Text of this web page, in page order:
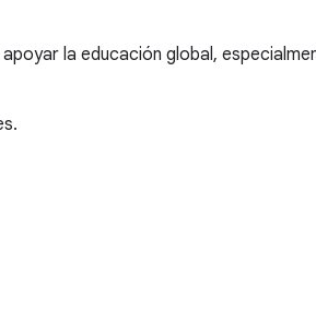
la educación global,